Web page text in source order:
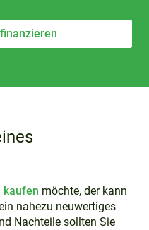
kaufen möchte, der kann
nahezu neuwertiges
Nachteile sollten Sie